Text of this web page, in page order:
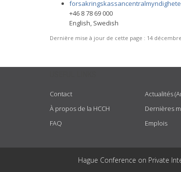
+46 8 78 69 000
English, Swedish
Dernière mise à jour de cette page : 14
Contact
À propos de la HCCH
FAQ
Actualités
Dernières
Emplois
Hague Conference on Private